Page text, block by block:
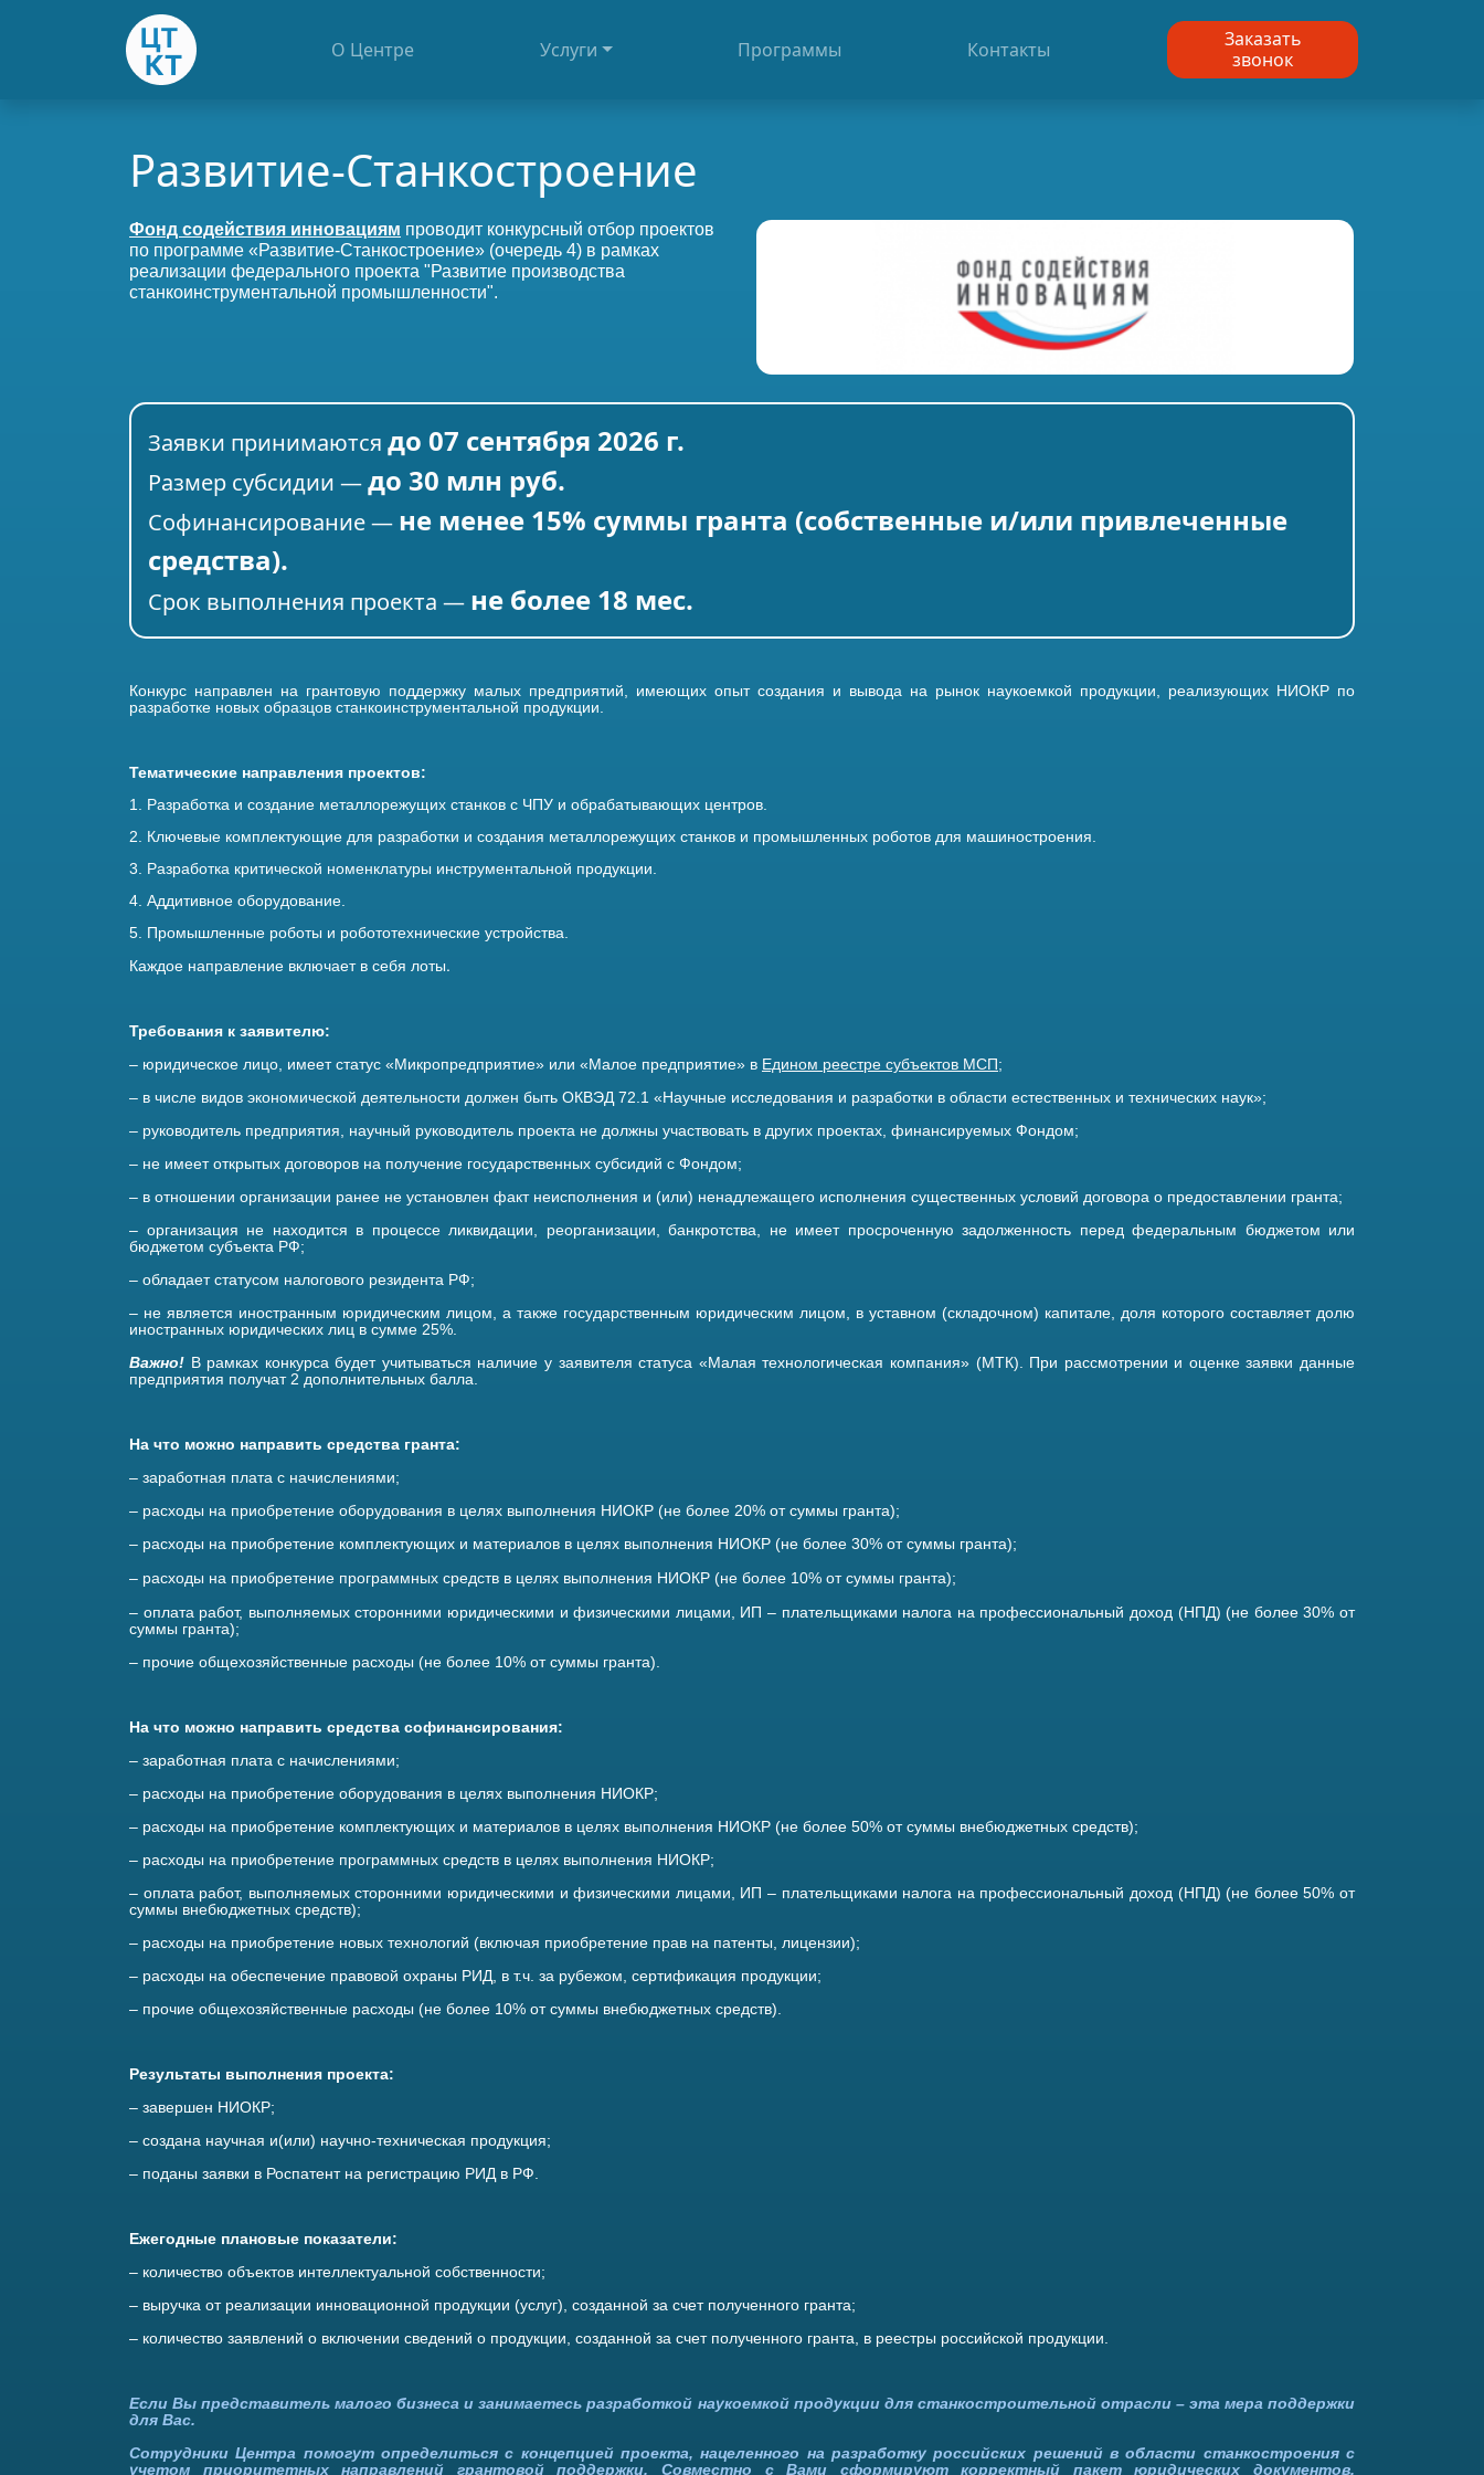
О Центре Услуги Программы Контакты
Заказать
звонок
Развитие-Станкостроение
Фонд содействия инновациям проводит конкурсный отбор проектов
по программе «Развитие-Станкостроение» (очередь 4) в рамках
реализации федерального проекта "Развитие производства
станкоинструментальной промышленности".
Заявки принимаются до 07 сентября 2026 г.
Размер субсидии —до 30 млн руб.
Софинансирование — не менее 15% суммы гранта (собственные и/или привлеченные
средства).
Срок выполнения проекта — не более 18 мес.
Конкурс направлен на грантовую поддержку малых предприятий, имеющих опыт создания и вывода на рынок наукоемкой продукции, реализующих НИОКР по
разработке новых образцов станкоинструментальной продукции.
Тематические направления проектов:
1. Разработка и создание металлорежущих станков с ЧПУ и обрабатывающих центров.
2. Ключевые комплектующие для разработки и создания металлорежущих станков и промышленных роботов для машиностроения.
3. Разработка критической номенклатуры инструментальной продукции.
4. Аддитивное оборудование.
5. Промышленные роботы и робототехнические устройства.
Каждое направление включает в себя лоты.
Требования к заявителю:
– юридическое лицо, имеет статус «Микропредприятие» или «Малое предприятие» в Едином реестре субъектов МСП;
– в числе видов экономической деятельности должен быть ОКВЭД 72.1 «Научные исследования и разработки в области естественных и технических наук»;
– руководитель предприятия, научный руководитель проекта не должны участвовать в других проектах, финансируемых Фондом;
– не имеет открытых договоров на получение государственных субсидий с Фондом;
– в отношении организации ранее не установлен факт неисполнения и (или) ненадлежащего исполнения существенных условий договора о предоставлении гранта;
– организация не находится в процессе ликвидации, реорганизации, банкротства, не имеет просроченную задолженность перед федеральным бюджетом или
бюджетом субъекта РФ;
– обладает статусом налогового резидента РФ;
– не является иностранным юридическим лицом, а также государственным юридическим лицом, в уставном (складочном) капитале, доля которого составляет долю
иностранных юридических лиц в сумме 25%.
Важно! В рамках конкурса будет учитываться наличие у заявителя статуса «Малая технологическая компания» (МТК). При рассмотрении и оценке заявки данные
предприятия получат 2 дополнительных балла.
На что можно направить средства гранта:
– заработная плата с начислениями;
– расходы на приобретение оборудования в целях выполнения НИОКР (не более 20% от суммы гранта);
– расходы на приобретение комплектующих и материалов в целях выполнения НИОКР (не более 30% от суммы гранта);
– расходы на приобретение программных средств в целях выполнения НИОКР (не более 10% от суммы гранта);
– оплата работ, выполняемых сторонними юридическими и физическими лицами, ИП – плательщиками налога на профессиональный доход (НПД) (не более 30% от
суммы гранта);
– прочие общехозяйственные расходы (не более 10% от суммы гранта).
На что можно направить средства софинансирования:
– заработная плата с начислениями;
– расходы на приобретение оборудования в целях выполнения НИОКР;
– расходы на приобретение комплектующих и материалов в целях выполнения НИОКР (не более 50% от суммы внебюджетных средств);
– расходы на приобретение программных средств в целях выполнения НИОКР;
– оплата работ, выполняемых сторонними юридическими и физическими лицами, ИП – плательщиками налога на профессиональный доход (НПД) (не более 50% от
суммы внебюджетных средств);
– расходы на приобретение новых технологий (включая приобретение прав на патенты, лицензии);
– расходы на обеспечение правовой охраны РИД, в т.ч. за рубежом, сертификация продукции;
– прочие общехозяйственные расходы (не более 10% от суммы внебюджетных средств).
Результаты выполнения проекта:
– завершен НИОКР;
– создана научная и(или) научно-техническая продукция;
– поданы заявки в Роспатент на регистрацию РИД в РФ.
Ежегодные плановые показатели:
– количество объектов интеллектуальной собственности;
– выручка от реализации инновационной продукции (услуг), созданной за счет полученного гранта;
– количество заявлений о включении сведений о продукции, созданной за счет полученного гранта, в реестры российской продукции.
Если Вы представитель малого бизнеса и занимаетесь разработкой наукоемкой продукции для станкостроительной отрасли – эта мера поддержки
для Вас.
Сотрудники Центра помогут определиться с концепцией проекта, нацеленного на разработку российских решений в области станкостроения с
учетом приоритетных направлений грантовой поддержки. Совместно с Вами сформируют корректный пакет юридических документов.